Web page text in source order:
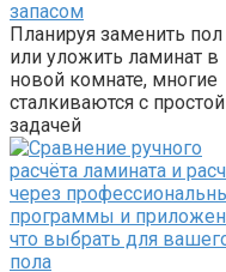
запасом
Планируя заменить пол
или уложить ламинат в
новой комнате, многие
сталкиваются с простой
задачей